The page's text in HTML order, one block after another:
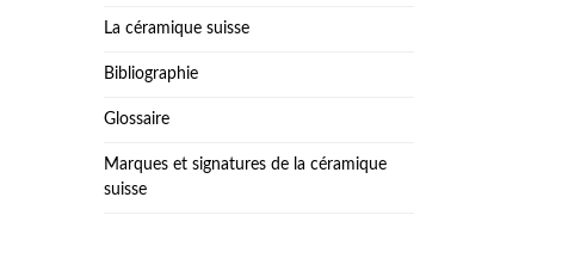
La céramique suisse
Bibliographie
Glossaire
Marques et signatures de la céramique
suisse